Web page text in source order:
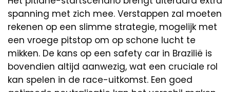
spanning met zich mee. Verstappen zal moeten
rekenen op een slimme strategie, mogelijk met
een vroege pitstop om op schone lucht te
mikken. De kans op een safety car in Brazilië is
bovendien altijd aanwezig, wat een cruciale rol
kan spelen in de race-uitkomst. Een goed